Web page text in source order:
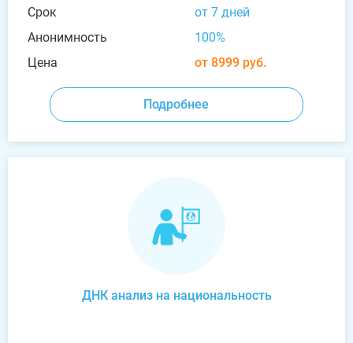
Срок
от 7 дней
Анонимность
100%
Цена
от 8999 руб.
Подробнее
ДНК анализ на национальность